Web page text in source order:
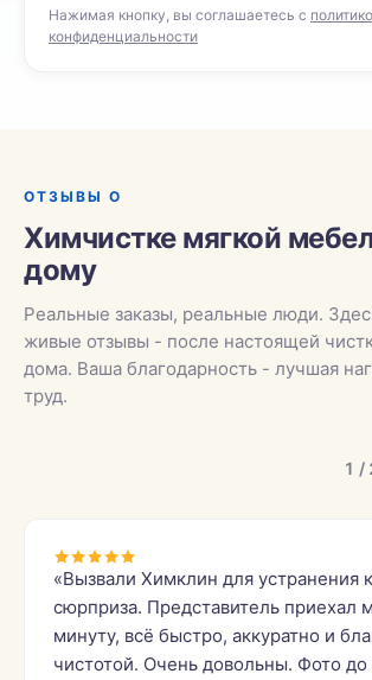
Нажимая кнопку, вы соглашаетесь с
конфиденциальности
ОТЗЫВЫ О
Химчистке мягкой
дому
Реальные заказы, реальные люди.
живые отзывы - после настоящей
дома. Ваша благодарность - лучшая
труд.
1 /
«Вызвали Химклин для устранения
сюрприза. Представитель приехал
минуту, всё быстро, аккуратно и
чистотой. Очень довольны. Фото до